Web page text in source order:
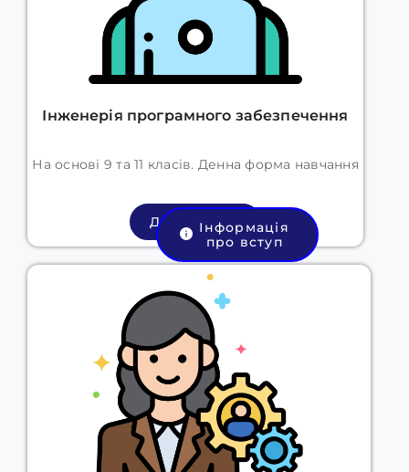
Інженерія програмного забезпечення
На основі 9 та 11 класів. Денна форма навчання
ДетальнішеІнформація
про вступ